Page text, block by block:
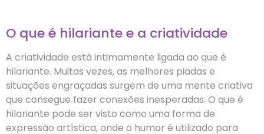
O que é hilariante e a criatividade
A criatividade está intimamente ligada ao que é
hilariante. Muitas vezes, as melhores piadas e
situações engraçadas surgem de uma mente criativa
que consegue fazer conexões inesperadas. O que é
hilariante pode ser visto como uma forma de
expressão artística, onde o humor é utilizado para